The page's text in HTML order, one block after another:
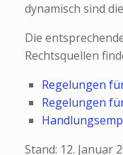
dynamisch sind
Die
Rechtsquellen
Regelungen
Regelungen
Stand: 12. Januar